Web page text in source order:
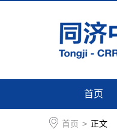
首页
首页 > 正文